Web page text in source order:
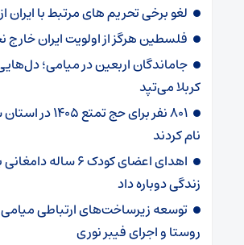
لغو برخی تحریم های مرتبط با ایران
فلسطین هرگز از اولویت ایران
جاماندگان اربعین در میامی؛
کربلا می‌تپد
۸۰۱ نفر برای حج
نام کردند
زندگی دوباره داد
روستا و اجرای فیبر نوری